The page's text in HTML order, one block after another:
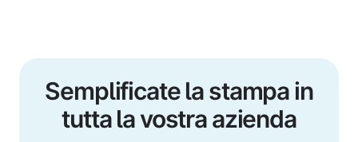
Semplificate la stampa in
tutta la vostra azienda